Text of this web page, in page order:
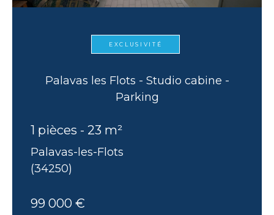
EXCLUSIVITÉ
Palavas les Flots - Studio cabine -
Parking
1 pièces - 23 m²
Palavas-les-Flots
(34250)
99 000 €